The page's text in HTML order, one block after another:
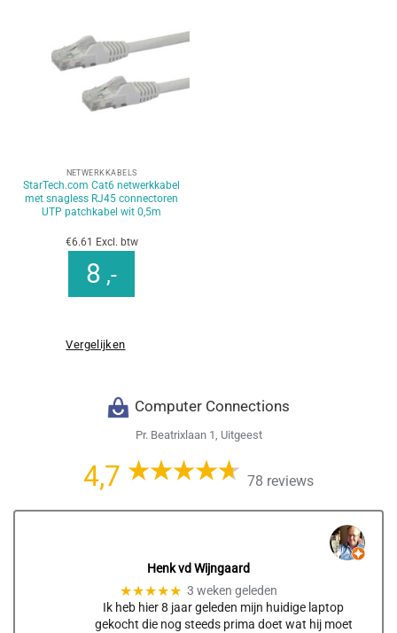
NETWERKKABELS
StarTech.com Cat6 netwerkkabel
met snagless RJ45 connectoren
UTP patchkabel wit 0,5m
€6.61 Excl. btw
8 ,-
Vergelijken
Computer Connections
Pr. Beatrixlaan 1, Uitgeest
4,7 78 reviews
Henk vd Wijngaard
★★★★★ 3 weken geleden
Ik heb hier 8 jaar geleden mijn huidige laptop
gekocht die nog steeds prima doet wat hij moet